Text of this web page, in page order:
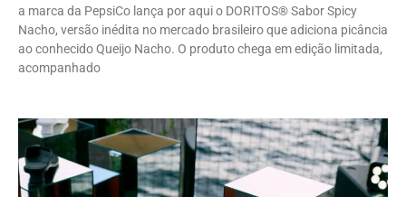
a marca da PepsiCo lança por aqui o DORITOS® Sabor Spicy
Nacho, versão inédita no mercado brasileiro que adiciona picância
ao conhecido Queijo Nacho. O produto chega em edição limitada,
acompanhado